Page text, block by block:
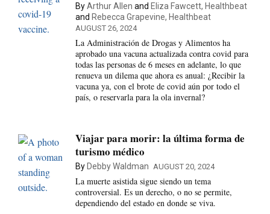
ByArthur Allen and Eliza Fawcett, Healthbeat
and Rebecca Grapevine, Healthbeat
AUGUST 26, 2024
La Administración de Drogas y Alimentos ha
aprobado una vacuna actualizada contra covid para
todas las personas de 6 meses en adelante, lo que
renueva un dilema que ahora es anual: ¿Recibir la
vacuna ya, con el brote de covid aún por todo el
país, o reservarla para la ola invernal?
Viajar para morir: la última forma de
turismo médico
By Debby Waldman AUGUST 20, 2024
La muerte asistida sigue siendo un tema
controversial. Es un derecho, o no se permite,
dependiendo del estado en donde se viva.